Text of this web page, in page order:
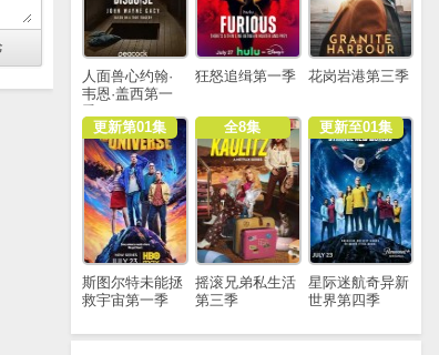
人面兽心约翰·
韦恩·盖西第一
季
狂怒追缉第一季 花岗岩港第三季
更新第01集
斯图尔特未能拯
救宇宙第一季
全8集
摇滚兄弟私生活
第三季
更新至01集
星际迷航奇异新
世界第四季